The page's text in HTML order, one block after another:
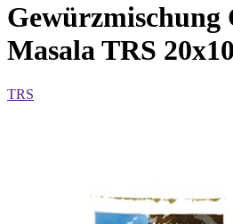
Gewürzmischung
Masala TRS
TRS